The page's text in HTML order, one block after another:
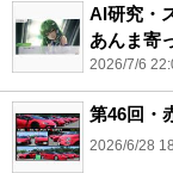
AI研究・
あんま寄
2026/7/6
第46回・
2026/6/28